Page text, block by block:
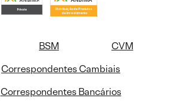
BSM
CVM
Correspondentes Cambiais
Correspondentes Bancários